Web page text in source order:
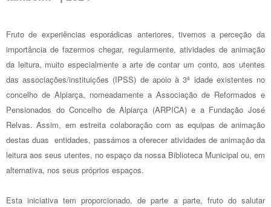
Fruto de experiências esporádicas anteriores, tivemos a perceção da
importância de fazermos chegar, regularmente, atividades de animação
da leitura, muito especialmente a arte de contar um conto, aos utentes
das associações/instituições (IPSS) de apoio à 3ª idade existentes no
concelho de Alpiarça, nomeadamente a Associação de Reformados e
Pensionados do Concelho de Alpiarça (ARPICA) e a Fundação José
Relvas. Assim, em estreita colaboração com as equipas de animação
destas duas entidades, passámos a oferecer atividades de animação da
leitura aos seus utentes, no espaço da nossa Biblioteca Municipal ou, em
alternativa, nos seus próprios espaços.
Esta iniciativa tem proporcionado, de parte a parte, fruto do salutar